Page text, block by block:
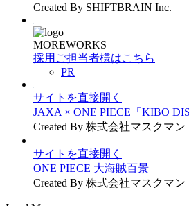
Created By SHIFTBRAIN Inc.
MOREWORKS
採用ご担当者様はこちら
PR
サイトを直接開く
JAXA × ONE PIECE「KIBO
Created By 株式会社マスクマン
サイトを直接開く
ONE PIECE 大海賊百景
Created By 株式会社マスクマン